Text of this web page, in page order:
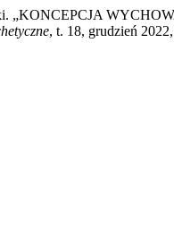
„KONCEPCJA
, t. 18, grudzień